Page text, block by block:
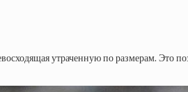
утраченную по размерам. Это